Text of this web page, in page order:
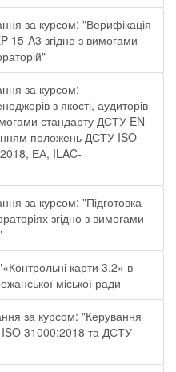
за курсом: "Верифікація
15-A3 згідно з вимогами
за курсом:
з якості, аудиторів
стандарту ДСТУ EN
положень ДСТУ ISO
ЕА, ILAC-
за курсом: "Підготовка
згідно з вимогами
карти 3.2» в
міської ради
за курсом: "Керування
ISO 31000:2018 та ДСТУ